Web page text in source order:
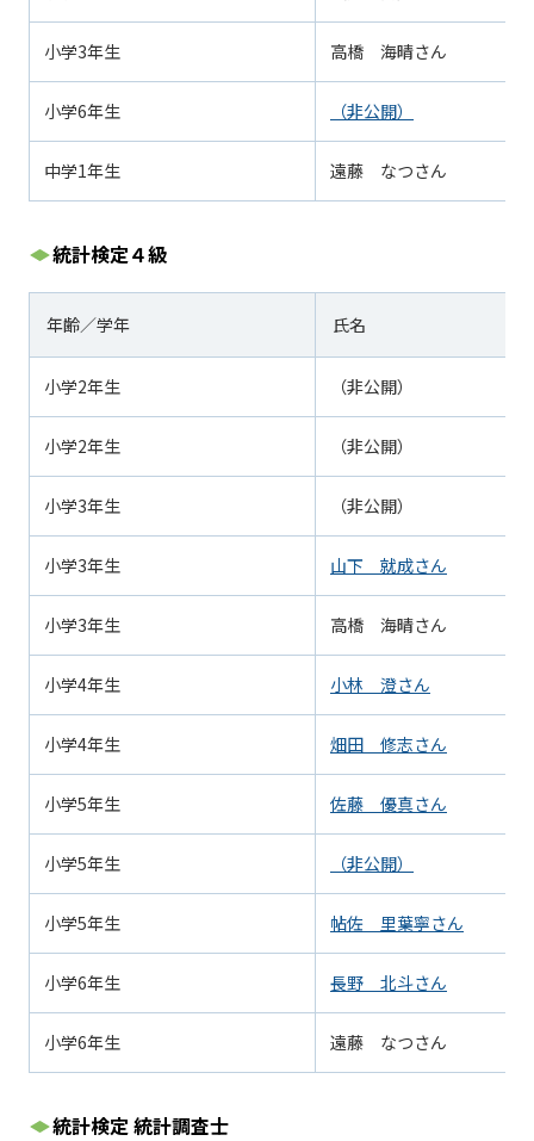
小学3年生 高橋 海晴さん
小学6年生 （非公開）
中学1年生 遠藤 なつさん
統計検定４級
年齢／学年 氏名
小学2年生 （非公開）
小学2年生 （非公開）
小学3年生 （非公開）
小学3年生 山下 就成さん
小学3年生 高橋 海晴さん
小学4年生 小林 澄さん
小学4年生 畑田 修志さん
小学5年生 佐藤 優真さん
小学5年生 （非公開）
小学5年生 帖佐 里葉寧さん
小学6年生 長野 北斗さん
小学6年生 遠藤 なつさん
統計検定 統計調査士